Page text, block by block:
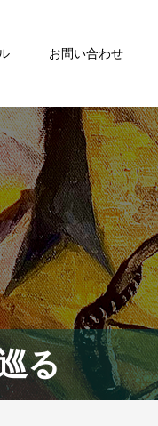
お問い合わせ
る